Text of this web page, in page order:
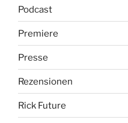
Podcast
Premiere
Presse
Rezensionen
Rick Future